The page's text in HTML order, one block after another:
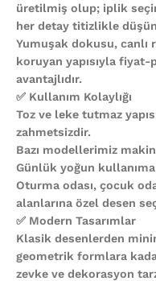
üretilmiş olup; iplik
her detay titizlikle
Yumuşak dokusu,
koruyan yapısıyla fiyat-
avantajlıdır.
✅ Kullanım Kolaylığı
Toz ve leke tutmaz
zahmetsizdir.
Bazı modellerimiz
Günlük yoğun
Oturma odası, çocuk
alanlarına özel desen
✅ Modern Tasarımlar
Klasik desenlerden
geometrik formlara
zevke ve dekorasyon